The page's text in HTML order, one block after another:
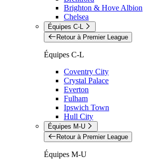
Brighton & Hove Albion
Chelsea
Équipes C-L
Retour à Premier League
Équipes C-L
Coventry City
Crystal Palace
Everton
Fulham
Ipswich Town
Hull City
Équipes M-U
Retour à Premier League
Équipes M-U